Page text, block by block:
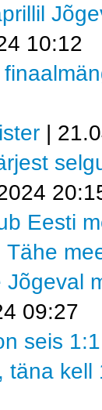
10:12
|
Eesti
09:27
seis
täna kell